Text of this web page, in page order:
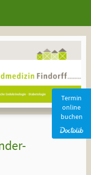
Termin
online
buchen